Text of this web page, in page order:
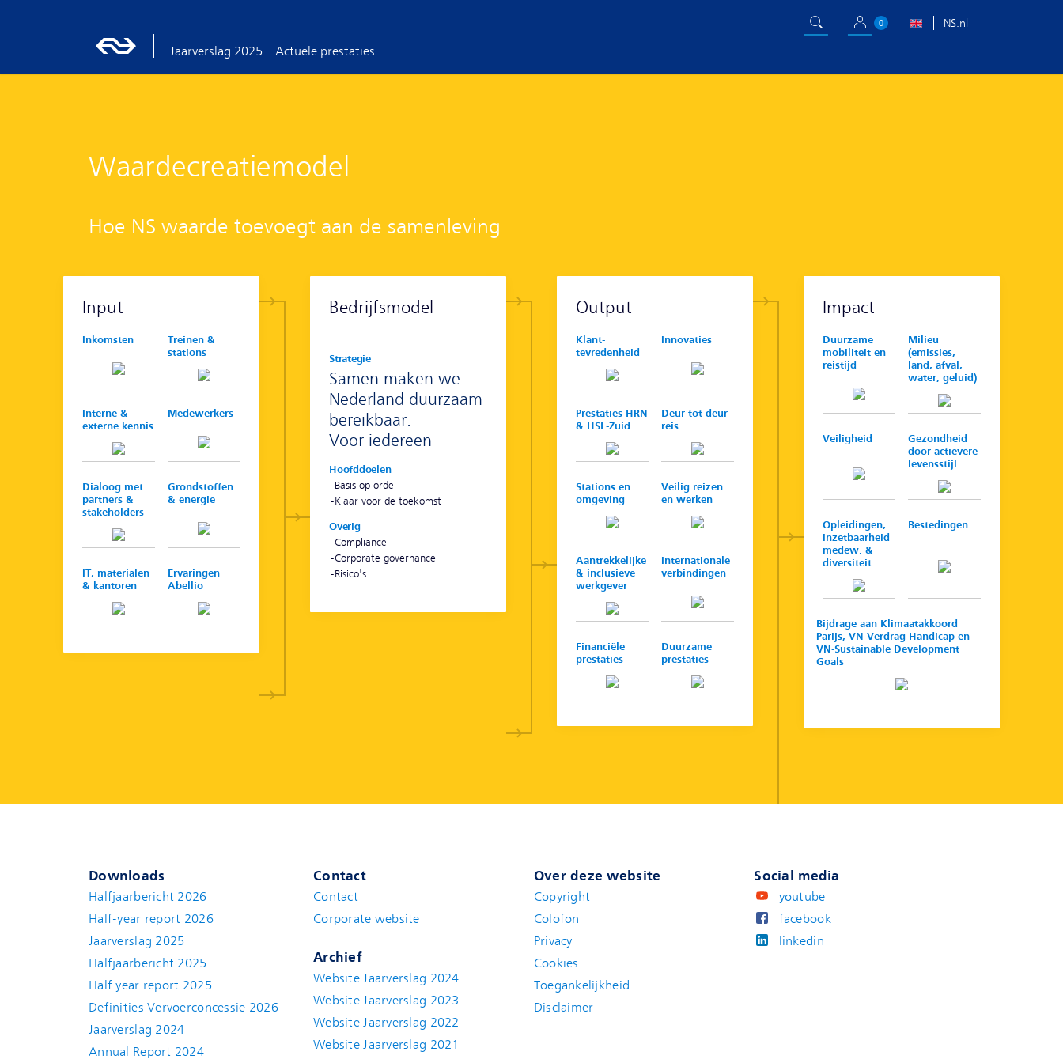
Jaarverslag 2025 Actuele prestaties
0 NS.nl
Waardecreatiemodel
Hoe NS waarde toevoegt aan de samenleving
Input
Inkomsten
Treinen &
stations
Interne &
externe kennis
Medewerkers
Dialoog met
partners &
stakeholders
Grondstoffen
& energie
IT, materialen
& kantoren
Ervaringen
Abellio
Bedrijfsmodel
Strategie
Samen maken we
Nederland duurzaam
bereikbaar.
Voor iedereen
Hoofddoelen
Basis op orde
Klaar voor de toekomst
Overig
Compliance
Corporate governance
Risico's
Output
Klant-
tevredenheid
Innovaties
Prestaties HRN
& HSL-Zuid
Deur-tot-deur
reis
Stations en
omgeving
Veilig reizen
en werken
Aantrekkelijke
& inclusieve
werkgever
Internationale
verbindingen
Financiële
prestaties
Duurzame
prestaties
Impact
Duurzame
mobiliteit en
reistijd
Milieu
(emissies,
land, afval,
water, geluid)
Veiligheid
Gezondheid
door actievere
levensstijl
Opleidingen,
inzetbaarheid
medew. &
diversiteit
Bestedingen
Bijdrage aan Klimaatakkoord
Parijs, VN-Verdrag Handicap en
VN-Sustainable Development
Goals
Downloads
Halfjaarbericht 2026
Half-year report 2026
Jaarverslag 2025
Halfjaarbericht 2025
Half year report 2025
Definities Vervoerconcessie 2026
Jaarverslag 2024
Annual Report 2024
Contact
Contact(new window)
Corporate website
Archief
Website Jaarverslag 2024
Website Jaarverslag 2023
Website Jaarverslag 2022
Website Jaarverslag 2021
Over deze website
Copyright
Colofon
Privacy
Cookies
Toegankelijkheid
Disclaimer
Social media
youtube
facebook
linkedin